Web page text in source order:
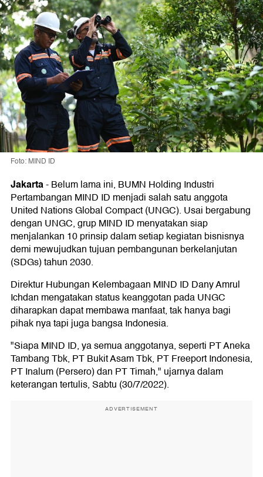
Foto: MIND ID
Jakarta-Belum lama ini, BUMN Holding Industri
Pertambangan MIND ID menjadi salah satu anggota
United Nations Global Compact (UNGC). Usai bergabung
dengan UNGC, grup MIND ID menyatakan siap
menjalankan 10 prinsip dalam setiap kegiatan bisnisnya
demi mewujudkan tujuan pembangunan berkelanjutan
(SDGs) tahun 2030.
Direktur Hubungan Kelembagaan MIND ID Dany Amrul
Ichdan mengatakan status keanggotan pada UNGC
diharapkan dapat membawa manfaat, tak hanya bagi
pihak nya tapi juga bangsa Indonesia.
"Siapa MIND ID, ya semua anggotanya, seperti PT Aneka
Tambang Tbk, PT Bukit Asam Tbk, PT Freeport Indonesia,
PT Inalum (Persero) dan PT Timah," ujarnya dalam
keterangan tertulis, Sabtu (30/7/2022).
ADVERTISEMENT